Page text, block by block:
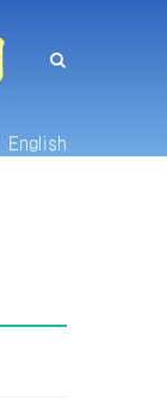
English